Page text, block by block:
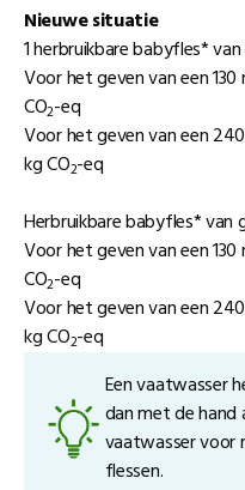
Nieuwe situatie
1 herbruikbare babyfles*
Voor het geven van een
CO2-eq
Voor het geven van een
kg CO2-eq
Herbruikbare babyfles* van
Voor het geven van een
CO2-eq
Voor het geven van een
kg CO2-eq
Een vaatwasser
dan met de hand
vaatwasser voor
flessen.